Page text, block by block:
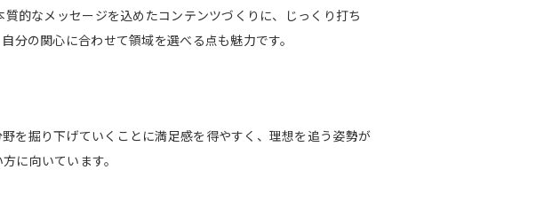
的なメッセージを込めたコンテンツづくりに、じっくり打ち
分の関心に合わせて領域を選べる点も魅力です。
を掘り下げていくことに満足感を得やすく、理想を追う姿勢が
に向いています。